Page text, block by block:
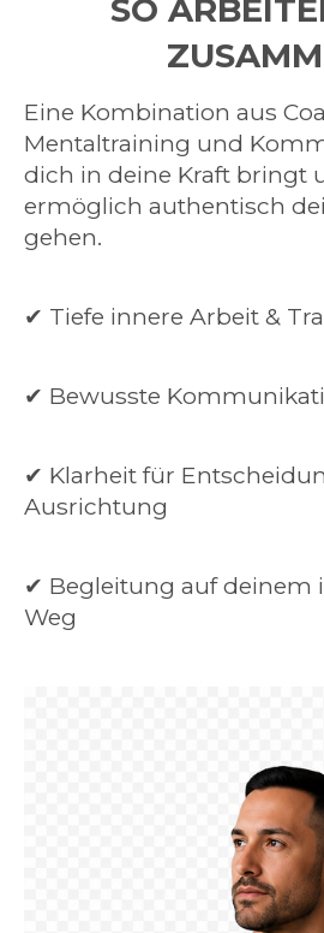
SO
Eine Kombination aus
Mentaltraining und
dich in deine Kraft bringt
ermöglich authentisch
gehen.
✔ Tiefe innere Arbeit &
✔ Bewusste
✔ Klarheit für
Ausrichtung
✔ Begleitung auf deinem
Weg